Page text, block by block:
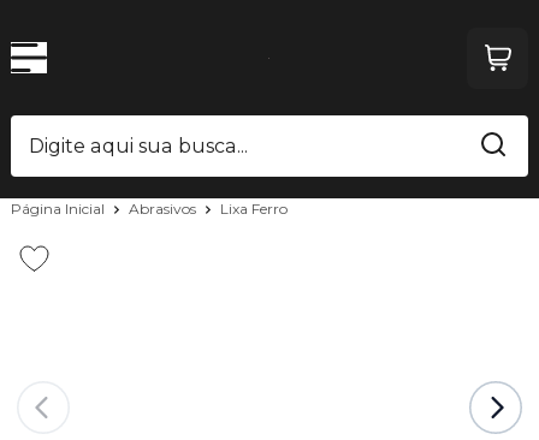
Página Inicial Abrasivos Lixa Ferro